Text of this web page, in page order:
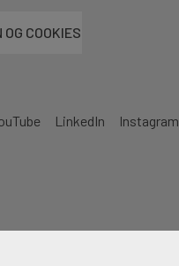
LinkedIn Instagram
OG COOKIES